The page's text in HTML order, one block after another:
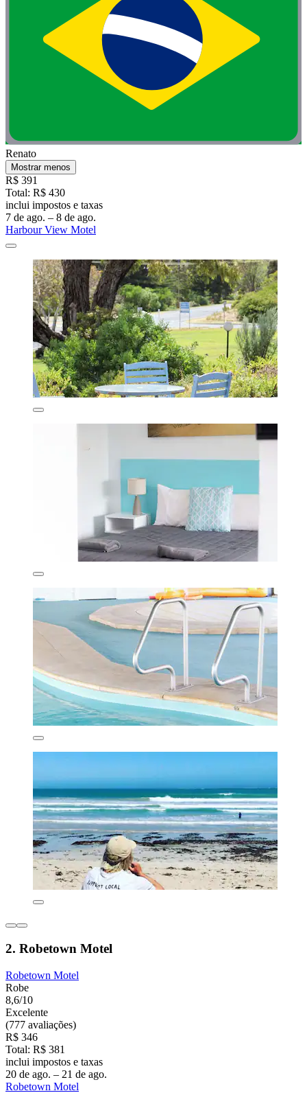
Renato
Mostrar menos
R$ 391
Total: R$ 430
inclui impostos e taxas
7 de ago. – 8 de ago.
Harbour View Motel
2. Robetown Motel
Robetown Motel
Robe
8,6/10
Excelente
(777 avaliações)
R$ 346
Total: R$ 381
inclui impostos e taxas
20 de ago. – 21 de ago.
Robetown Motel